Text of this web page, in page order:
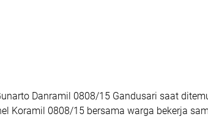
Danramil 0808/15 Gandusari saat
Koramil 0808/15 bersama warga bekerja